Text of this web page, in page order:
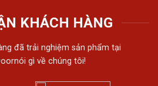
KHÁCH HÀNG
đã trải nghiệm sản phẩm tại
gì về chúng tôi!